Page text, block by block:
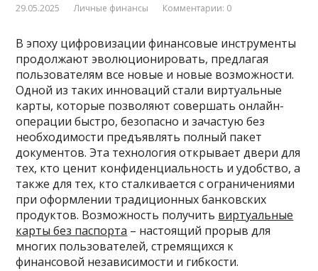
29.05.2025 Личные финансы Комментарии: 0
В эпоху цифровизации финансовые инструменты
продолжают эволюционировать, предлагая
пользователям все новые и новые возможности.
Одной из таких инноваций стали виртуальные
карты, которые позволяют совершать онлайн-
операции быстро, безопасно и зачастую без
необходимости предъявлять полный пакет
документов. Эта технология открывает двери для
тех, кто ценит конфиденциальность и удобство, а
также для тех, кто сталкивается с ограничениями
при оформлении традиционных банковских
продуктов. Возможность получить виртуальные
карты без паспорта – настоящий прорыв для
многих пользователей, стремящихся к
финансовой независимости и гибкости.